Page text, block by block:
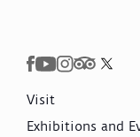
Visit
Exhibitions and